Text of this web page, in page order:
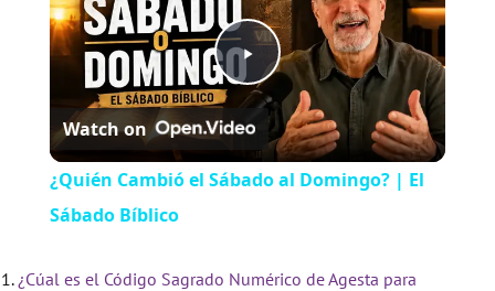
P
y
Watch on
¿Quién Cambió el Sábado al Domingo? | El
Sábado Bíblico
¿Cúal es el Código Sagrado Numérico de Agesta para